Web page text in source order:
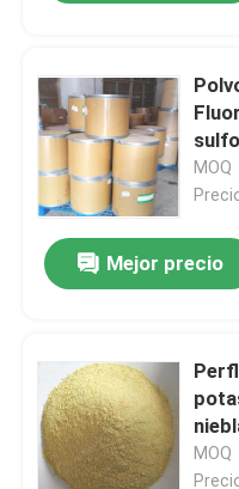
MOQ
Mejor precio
MOQ